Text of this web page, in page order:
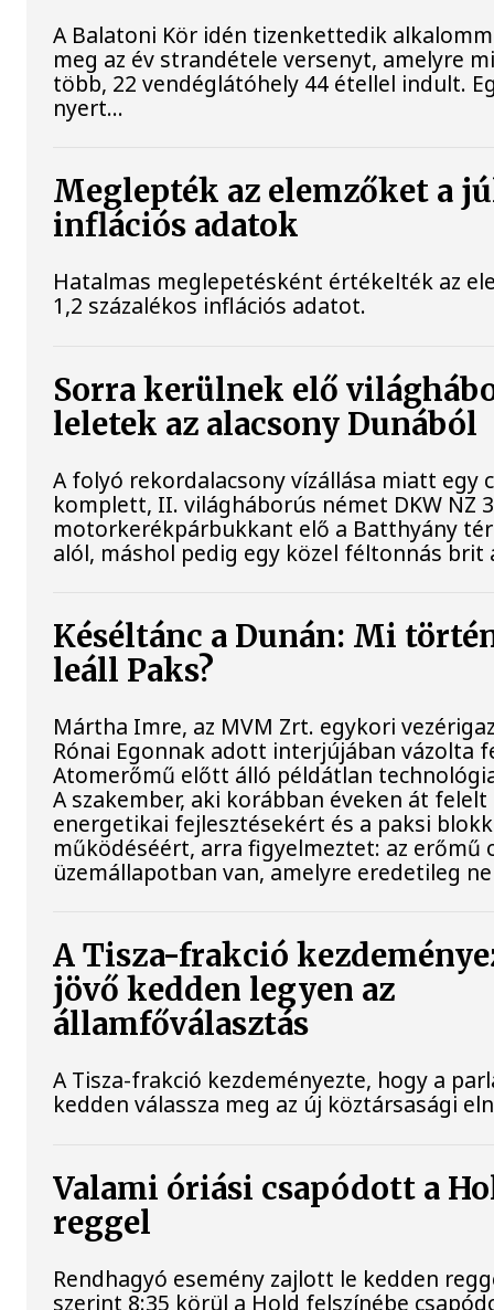
A Balatoni Kör idén tizenkettedik
meg az év strandétele versenyt, amelyre
több, 22 vendéglátóhely 44 étellel indult.
nyert...
Meglepték az elemzőket a
inflációs adatok
Hatalmas meglepetésként értékelték az
1,2 százalékos inflációs adatot.
Sorra kerülnek elő
leletek az alacsony Dunából
A folyó rekordalacsony vízállása miatt egy
komplett, II. világháborús német DKW NZ
motorkerékpárbukkant elő a Batthyány
alól, máshol pedig egy közel féltonnás brit
Késéltánc a Dunán: Mi
leáll Paks?
Mártha Imre, az MVM Zrt. egykori
Rónai Egonnak adott interjújában vázolta
Atomerőmű előtt álló példátlan
A szakember, aki korábban éveken át felelt
energetikai fejlesztésekért és a paksi
működéséért, arra figyelmeztet: az erőmű
üzemállapotban van, amelyre eredetileg
A Tisza-frakció
jövő kedden legyen az
államfőválasztás
A Tisza-frakció kezdeményezte, hogy a
kedden válassza meg az új köztársasági
Valami óriási csapódott a
reggel
Rendhagyó esemény zajlott le kedden
szerint 8:35 körül a Hold felszínébe